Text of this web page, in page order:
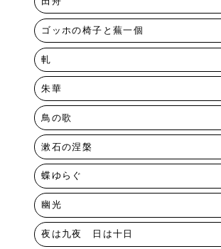
ゴッホの椅子と蕪一個
軋
朱華
鳥の歌
漱石の涅槃
蝶ゆらぐ
幽光
夜は九夜 日は十日